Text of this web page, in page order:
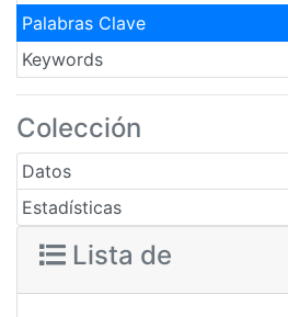
Palabras Clave
Keywords
Colección
Datos
Estadísticas
Lista de